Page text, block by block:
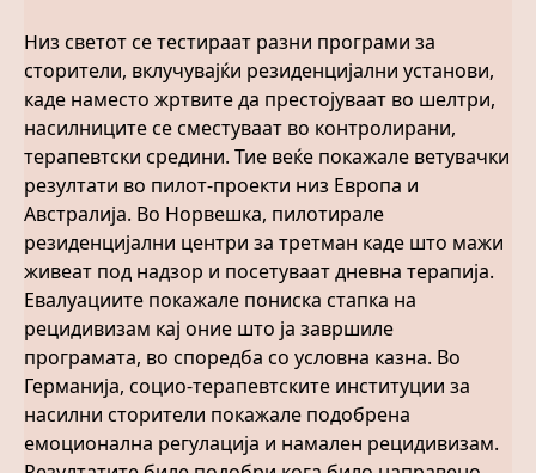
Низ светот се тестираат разни програми за
сторители, вклучувајќи резиденцијални установи,
каде наместо жртвите да престојуваат во шелтри,
насилниците се сместуваат во контролирани,
терапевтски средини. Тие веќе покажале ветувачки
резултати во пилот-проекти низ Европа и
Австралија. Во Норвешка, пилотирале
резиденцијални центри за третман каде што мажи
живеат под надзор и посетуваат дневна терапија.
Евалуациите покажале пониска стапка на
рецидивизам кај оние што ја завршиле
програмата, во споредба со условна казна. Во
Германија, социо-терапевтските институции за
насилни сторители покажале подобрена
емоционална регулација и намален рецидивизам.